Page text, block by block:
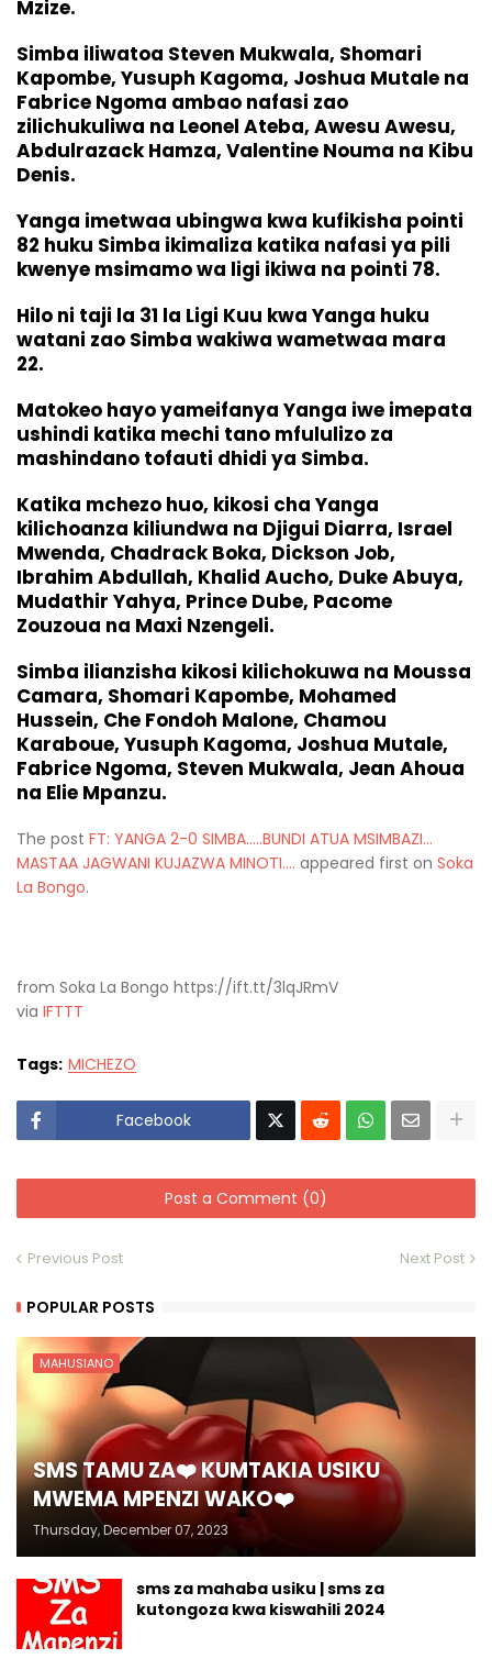
Mzize.
Simba iliwatoa Steven Mukwala, Shomari
Kapombe, Yusuph Kagoma, Joshua Mutale na
Fabrice Ngoma ambao nafasi zao
zilichukuliwa na Leonel Ateba, Awesu Awesu,
Abdulrazack Hamza, Valentine Nouma na Kibu
Denis.
Yanga imetwaa ubingwa kwa kufikisha pointi
82 huku Simba ikimaliza katika nafasi ya pili
kwenye msimamo wa ligi ikiwa na pointi 78.
Hilo ni taji la 31 la Ligi Kuu kwa Yanga huku
watani zao Simba wakiwa wametwaa mara
22.
Matokeo hayo yameifanya Yanga iwe imepata
ushindi katika mechi tano mfululizo za
mashindano tofauti dhidi ya Simba.
Katika mchezo huo, kikosi cha Yanga
kilichoanza kiliundwa na Djigui Diarra, Israel
Mwenda, Chadrack Boka, Dickson Job,
Ibrahim Abdullah, Khalid Aucho, Duke Abuya,
Mudathir Yahya, Prince Dube, Pacome
Zouzoua na Maxi Nzengeli.
Simba ilianzisha kikosi kilichokuwa na Moussa
Camara, Shomari Kapombe, Mohamed
Hussein, Che Fondoh Malone, Chamou
Karaboue, Yusuph Kagoma, Joshua Mutale,
Fabrice Ngoma, Steven Mukwala, Jean Ahoua
na Elie Mpanzu.
The post FT: YANGA 2-0 SIMBA…..BUNDI ATUA MSIMBAZI…
MASTAA JAGWANI KUJAZWA MINOTI…. appeared first on Soka
La Bongo.
from Soka La Bongo https://ift.tt/3lqJRmV
via IFTTT
Tags: MICHEZO
Facebook
Post a Comment (0)
Previous Post Next Post
POPULAR POSTS
MAHUSIANO
SMS TAMU ZA❤️ KUMTAKIA USIKU
MWEMA MPENZI WAKO❤️
Thursday, December 07, 2023
sms za mahaba usiku | sms za
kutongoza kwa kiswahili 2024